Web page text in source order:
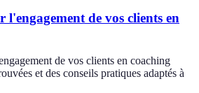
l'engagement de vos clients en
de vos clients en coaching
et des conseils pratiques adaptés à